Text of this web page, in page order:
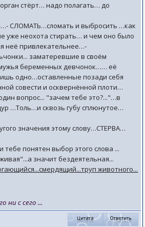
стёрт… надо полагать… до
СЛОМАТЬ…сломать и выбросить …как
уже неохота стирать… и чем оно было
неё привлекательнее…-
заматеревшие в своём
беременных девчонок…… её
одно…оставленные позади себя
совести и осквернённой плоти…
вопрос... "зачем тебе это?..."…в
…Толь…и сквозь губу сплюнутое…
значения этому слову…СТЕРВА…
тебе понятен выбор этого слова ...
значит бездеятельная...
животного...
ни с сего ...